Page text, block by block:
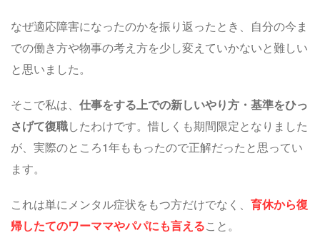
なぜ適応障害になったのかを振り返ったとき、自分の今ま
での働き方や物事の考え方を少し変えていかないと難しい
と思いました。
そこで私は、 仕事をする上での新しいやり方・基準をひっ
さげて復職したわけです。惜しくも期間限定となりました
が、実際のところ1年ももったので正解だったと思ってい
ます。
これは単にメンタル症状をもつ方だけでなく、 育休から復
帰したてのワーママやパパにも言えること。